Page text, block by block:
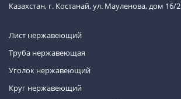
Казахстан, г. Костанай, ул. Мауленова, дом 16/2
Лист нержавеющий
Труба нержавеющая
Уголок нержавеющий
Круг нержавеющий